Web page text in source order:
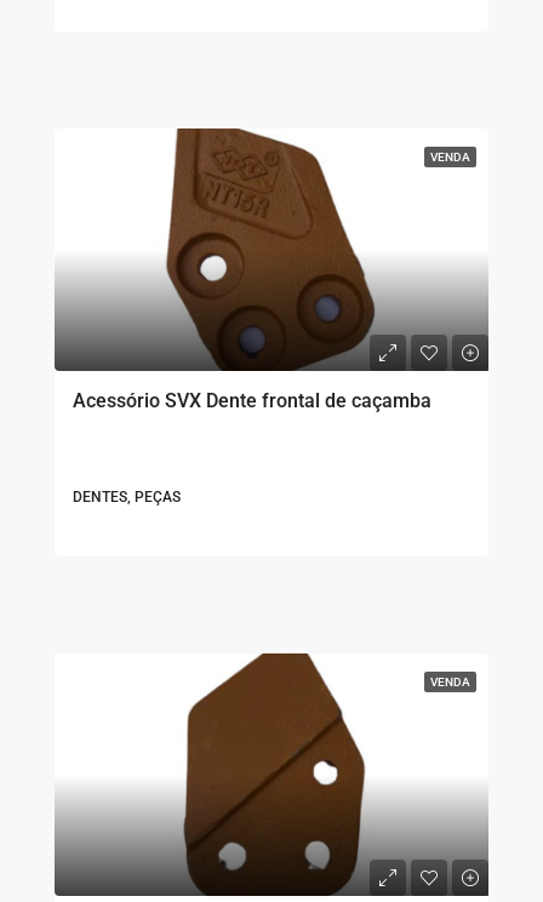
VENDA
Acessório SVX Dente frontal de caçamba
DENTES, PEÇAS
VENDA